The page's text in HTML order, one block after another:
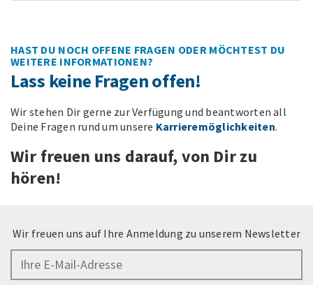
HAST DU NOCH OFFENE FRAGEN ODER MÖCHTEST DU
WEITERE INFORMATIONEN?
Lass keine Fragen offen!
Wir stehen Dir gerne zur Verfügung und beantworten all
Deine Fragen rund um unsere Karrieremöglichkeiten.
Wir freuen uns darauf, von Dir zu
hören!
Wir freuen uns auf Ihre Anmeldung zu unserem Newsletter